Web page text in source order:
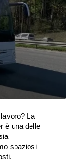
La
è una delle
spaziosi